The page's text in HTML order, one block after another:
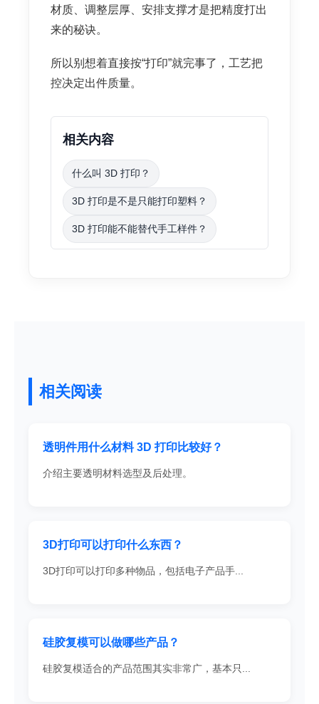
材质、调整层厚、安排支撑才是把精度打出
来的秘诀。
所以别想着直接按“打印”就完事了，工艺把
控决定出件质量。
相关内容
什么叫 3D 打印？
3D 打印是不是只能打印塑料？
3D 打印能不能替代手工样件？
相关阅读
透明件用什么材料 3D 打印比较好？
介绍主要透明材料选型及后处理。
3D打印可以打印什么东西？
3D打印可以打印多种物品，包括电子产品手...
硅胶复模可以做哪些产品？
硅胶复模适合的产品范围其实非常广，基本只...